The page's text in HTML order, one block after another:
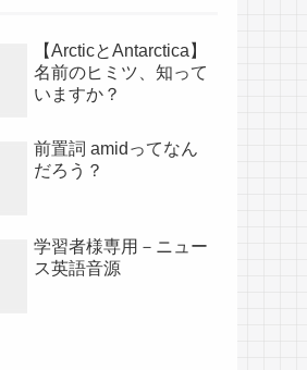
【ArcticとAntarctica】
名前のヒミツ、知って
いますか？
前置詞 amidってなん
だろう？
学習者様専用－ニュー
ス英語音源